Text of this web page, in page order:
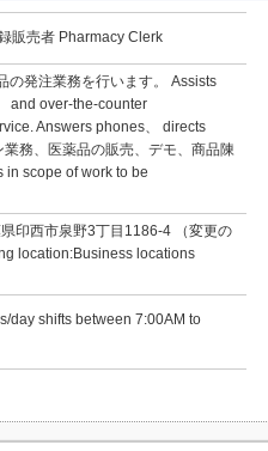
販売者 Pharmacy Clerk
の発注業務を行います。 Assists
and over-the-counter
Answers phones、 directs
務、医薬品の販売、デモ、商品陳
in scope of work to be
印西市泉野3丁目1186-4 （変更の
location:Business locations
day shifts between 7:00AM to